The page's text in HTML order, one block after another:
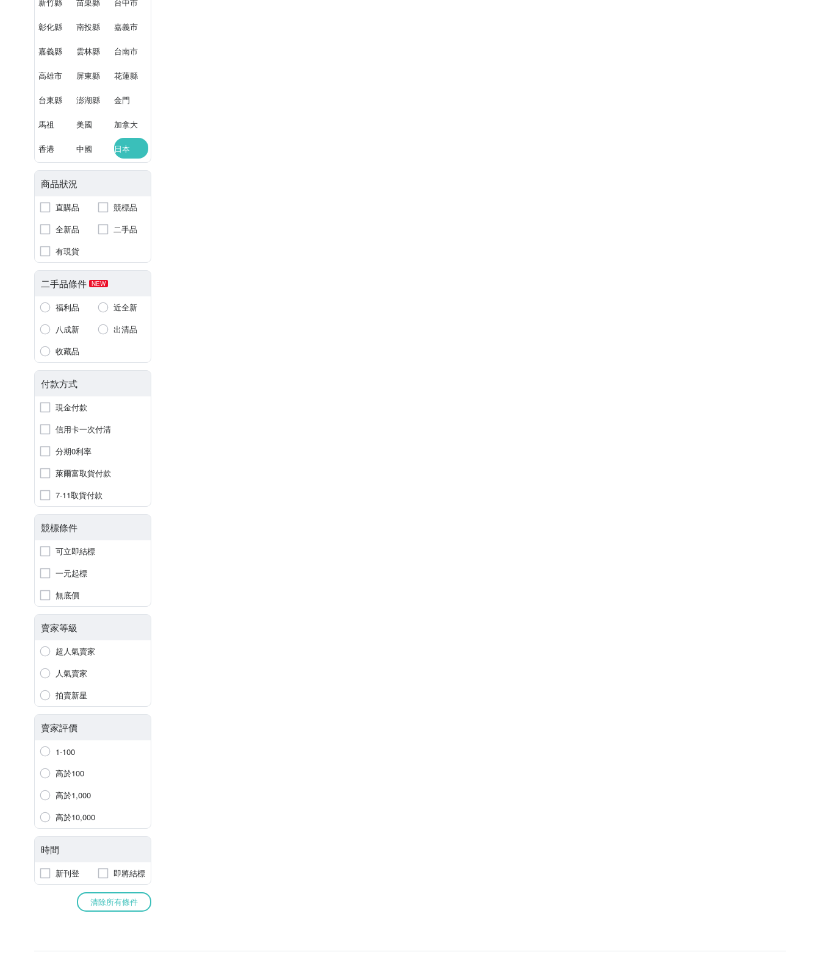
彰化縣 南投縣 嘉義市
嘉義縣 雲林縣 台南市
高雄市 屏東縣 花蓮縣
台東縣 澎湖縣 金門
馬祖 美國 加拿大
香港 中國 日本
商品狀況
直購品
競標品
全新品
二手品
有現貨
二手品條件 NEW
福利品
近全新
八成新
出清品
收藏品
付款方式
現金付款
信用卡一次付清
分期0利率
萊爾富取貨付款
7-11取貨付款
競標條件
可立即結標
一元起標
無底價
賣家等級
超人氣賣家
人氣賣家
拍賣新星
賣家評價
1-100
高於100
高於1,000
高於10,000
時間
新刊登 即將結標
清除所有條件